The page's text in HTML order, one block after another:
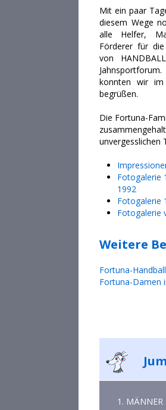
Mit ein paar
diesem Wege
alle Helfer,
Förderer für
von
konnten wir
begrüßen.
Die Fortuna-
unvergesslichen
Fotogalerie
1992
Fotogalerie
Fotogalerie
Weitere
Fortuna-
Fortuna-Damen
1. MÄNNER